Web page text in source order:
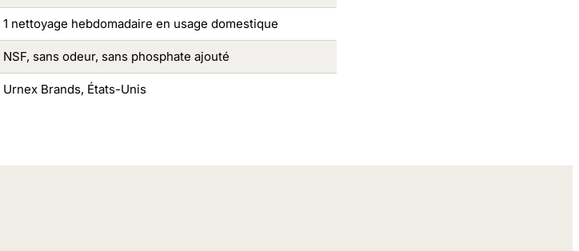
1 nettoyage hebdomadaire en usage domestique
NSF, sans odeur, sans phosphate ajouté
Urnex Brands, États-Unis